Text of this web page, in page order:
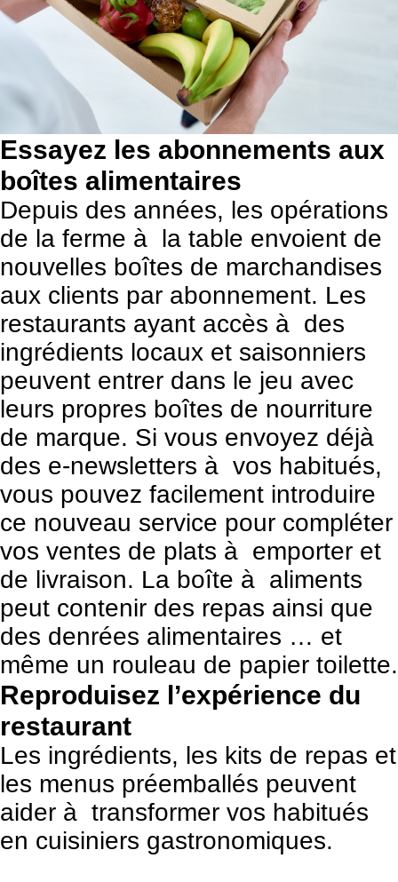
Essayez les abonnements aux
boîtes alimentaires
Depuis des années, les opérations
de la ferme à la table envoient de
nouvelles boîtes de marchandises
aux clients par abonnement. Les
restaurants ayant accès à des
ingrédients locaux et saisonniers
peuvent entrer dans le jeu avec
leurs propres boîtes de nourriture
de marque. Si vous envoyez déjà
des e-newsletters à vos habitués,
vous pouvez facilement introduire
ce nouveau service pour compléter
vos ventes de plats à emporter et
de livraison. La boîte à aliments
peut contenir des repas ainsi que
des denrées alimentaires … et
même un rouleau de papier toilette.
Reproduisez l’expérience du
restaurant
Les ingrédients, les kits de repas et
les menus préemballés peuvent
aider à transformer vos habitués
en cuisiniers gastronomiques.